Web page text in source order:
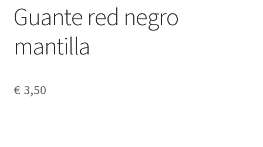
Guante red negro
mantilla
€ 3,50